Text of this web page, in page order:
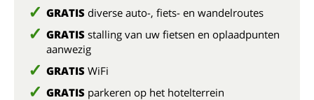
GRATIS diverse auto-, fiets- en wandelroutes
GRATIS stalling van uw fietsen en oplaadpunten
aanwezig
GRATIS WiFi
GRATIS parkeren op het hotelterrein